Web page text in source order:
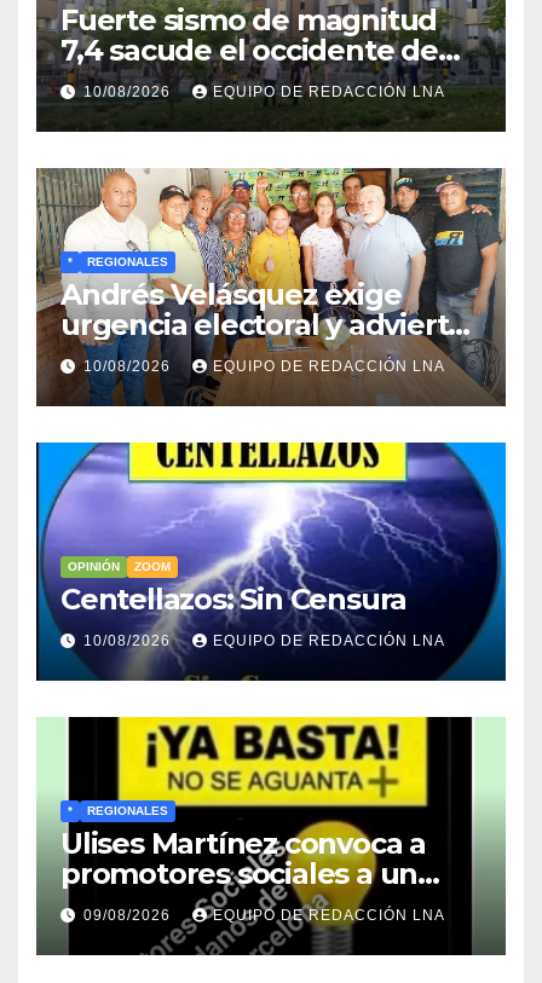
Fuerte sismo de magnitud
7,4 sacude el occidente de
Colombia y deja graves daños
en Chocó
10/08/2026 EQUIPO DE REDACCIÓN LNA
* REGIONALES
Andrés Velásquez exige
urgencia electoral y advierte:
«Sin presión en la calle no
habrá elecciones»
10/08/2026 EQUIPO DE REDACCIÓN LNA
OPINIÓN ZOOM
Centellazos: Sin Censura
10/08/2026 EQUIPO DE REDACCIÓN LNA
* REGIONALES
Ulises Martínez convoca a
promotores sociales a un
encuentro estratégico este
lunes en Barcelona en contra
de los apagones y malos
09/08/2026 EQUIPO DE REDACCIÓN LNA